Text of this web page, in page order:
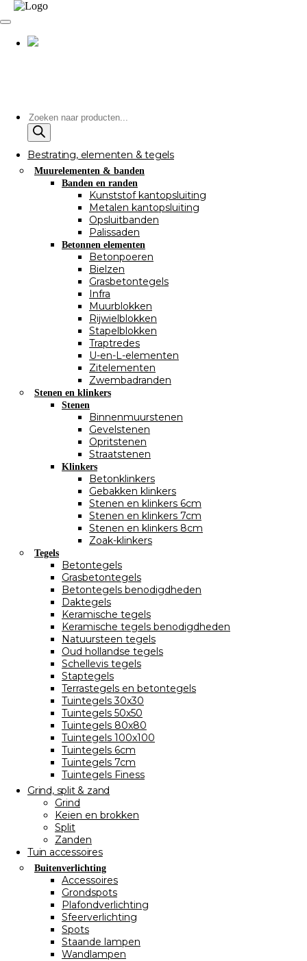
Producten
zoeken
Bestrating, elementen & tegels
Muurelementen & banden
Banden en randen
Kunststof kantopsluiting
Metalen kantopsluiting
Opsluitbanden
Palissaden
Betonnen elementen
Betonpoeren
Bielzen
Grasbetontegels
Infra
Muurblokken
Rijwielblokken
Stapelblokken
Traptredes
U-en-L-elementen
Zitelementen
Zwembadranden
Stenen en klinkers
Stenen
Binnenmuurstenen
Gevelstenen
Opritstenen
Straatstenen
Klinkers
Betonklinkers
Gebakken klinkers
Stenen en klinkers 6cm
Stenen en klinkers 7cm
Stenen en klinkers 8cm
Zoak-klinkers
Tegels
Betontegels
Grasbetontegels
Betontegels benodigdheden
Daktegels
Keramische tegels
Keramische tegels benodigdheden
Natuursteen tegels
Oud hollandse tegels
Schellevis tegels
Staptegels
Terrastegels en betontegels
Tuintegels 30x30
Tuintegels 50x50
Tuintegels 80x80
Tuintegels 100x100
Tuintegels 6cm
Tuintegels 7cm
Tuintegels Finess
Grind, split & zand
Grind
Keien en brokken
Split
Zanden
Tuin accessoires
Buitenverlichting
Accessoires
Grondspots
Plafondverlichting
Sfeerverlichting
Spots
Staande lampen
Wandlampen